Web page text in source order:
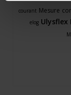
courant Mesure
elog Ulysflex